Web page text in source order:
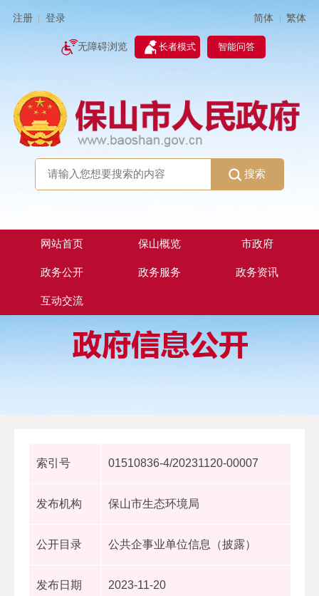
注册 登录 简体 | 繁体
无障碍浏览 长者模式 智能问答
搜索
网站首页 保山概览 市政府
政务公开 政务服务 政务资讯
互动交流
索引号 01510836-4/20231120-00007
发布机构 保山市生态环境局
公开目录 公共企事业单位信息（披露）
发布日期 2023-11-20